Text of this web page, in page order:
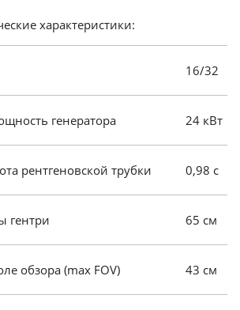
характеристики:
16/32
генератора 24 кВт
рентгеновской трубки 0,98 с
гентри 65 см
обзора (max FOV) 43 см